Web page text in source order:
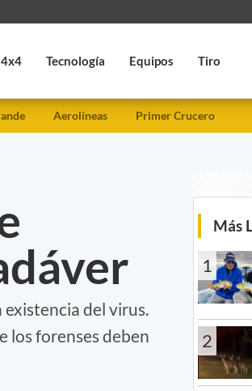
Tecnología Equipos Tiro
Aerolíneas Primer Crucero
existencia del virus.
los forenses deben
Más
1
2